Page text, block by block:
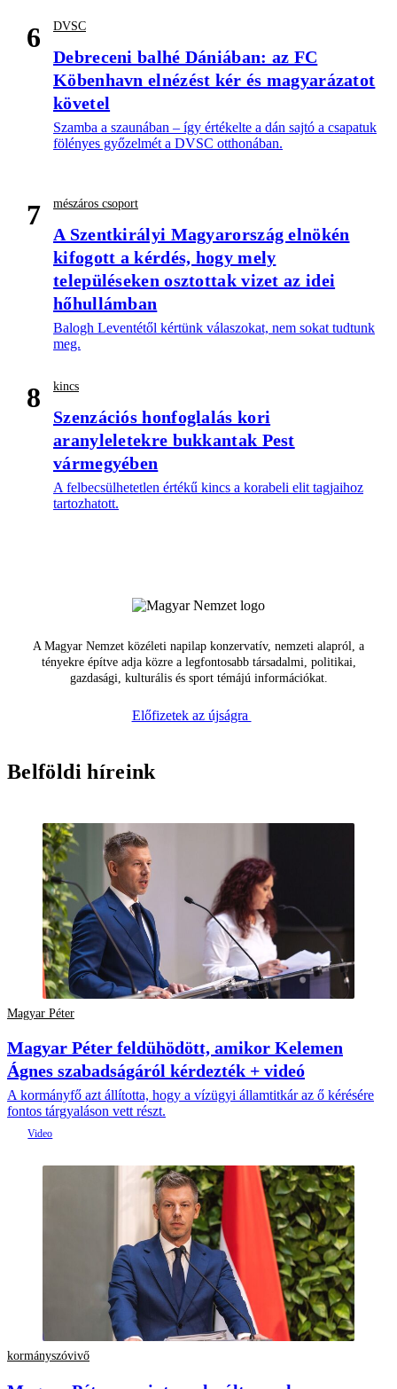
6 DVSC
Debreceni balhé Dániában: az FC
Köbenhavn elnézést kér és magyarázatot
követel
Szamba a szaunában – így értékelte a dán sajtó a csapatuk
fölényes győzelmét a DVSC otthonában.
7 mészáros csoport
A Szentkirályi Magyarország elnökén
kifogott a kérdés, hogy mely
településeken osztottak vizet az idei
hőhullámban
Balogh Leventétől kértünk válaszokat, nem sokat tudtunk
meg.
8 kincs
Szenzációs honfoglalás kori
aranyleletekre bukkantak Pest
vármegyében
A felbecsülhetetlen értékű kincs a korabeli elit tagjaihoz
tartozhatott.
A Magyar Nemzet közéleti napilap konzervatív, nemzeti alapról, a
tényekre építve adja közre a legfontosabb társadalmi, politikai,
gazdasági, kulturális és sport témájú információkat.
Előfizetek az újságra
Belföldi híreink
Magyar Péter
Magyar Péter feldühödött, amikor Kelemen
Ágnes szabadságáról kérdezték + videó
A kormányfő azt állította, hogy a vízügyi államtitkár az ő kérésére
fontos tárgyaláson vett részt.
kormányszóvivő